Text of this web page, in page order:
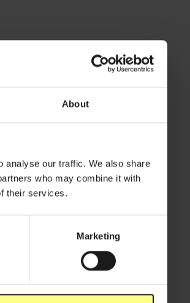
About
analyse our traffic. We also share
who may combine it with
their services.
Marketing